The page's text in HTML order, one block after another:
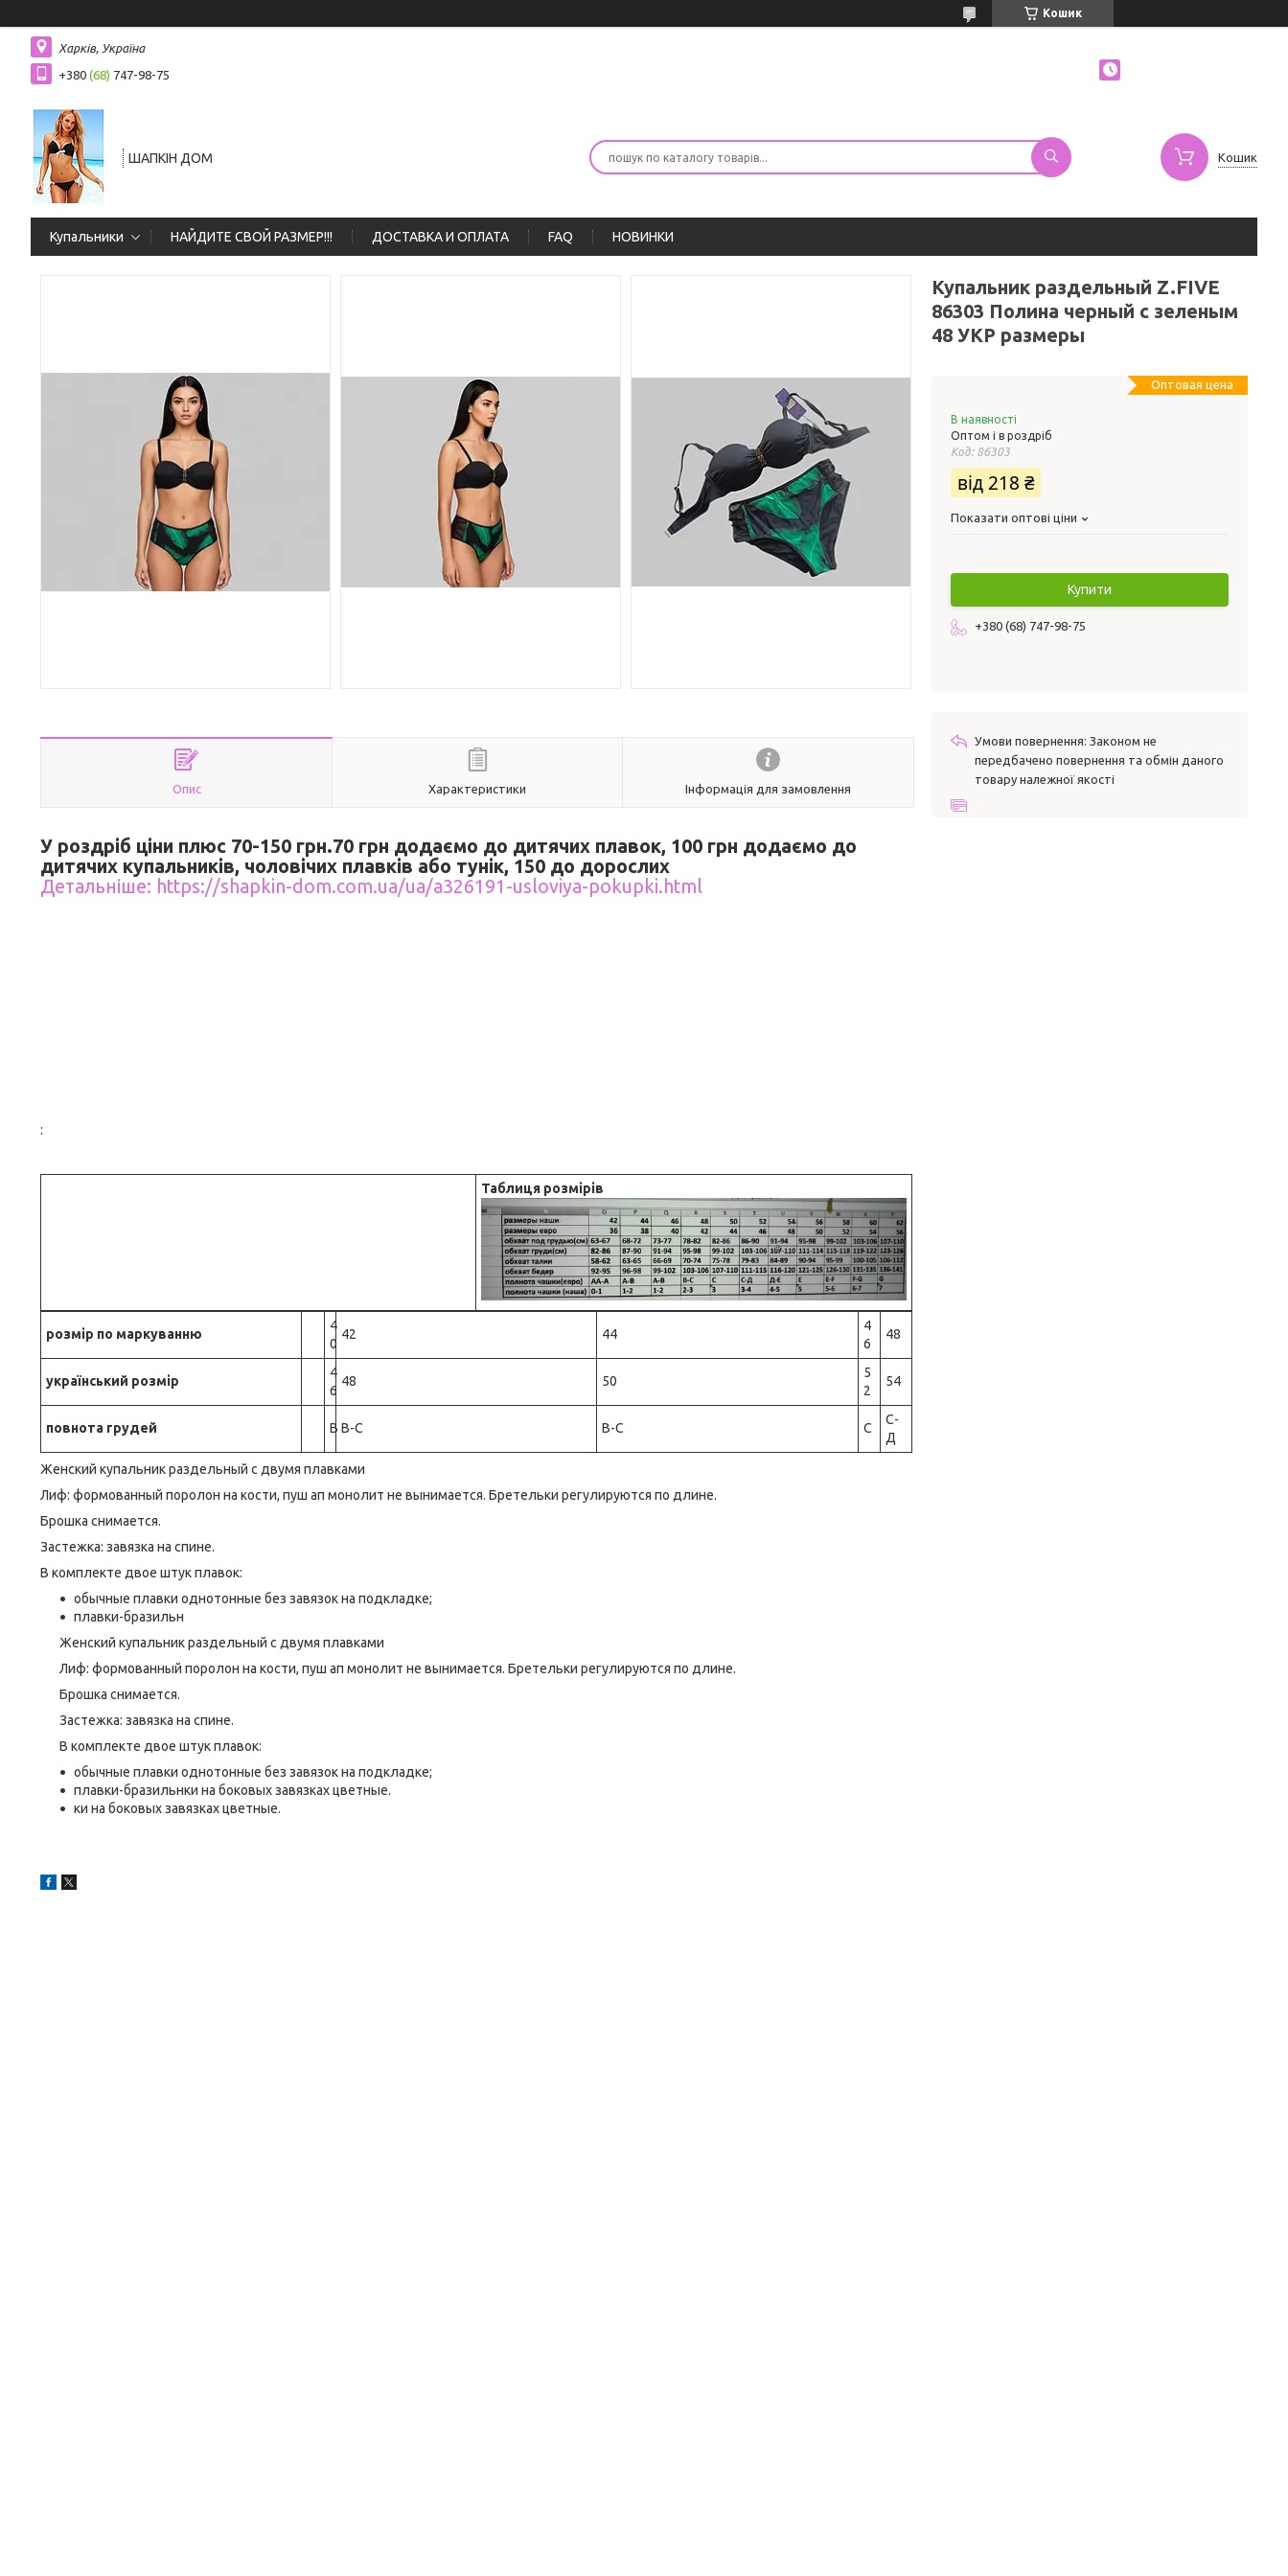
Кошик
Харків, Україна
+380 (68) 747-98-75
ШАПКIН ДОМ Кошик
Купальники НАЙДИТЕ СВОЙ РАЗМЕР!!! ДОСТАВКА И ОПЛАТА FAQ НОВИНКИ
Опис Характеристики Інформація для замовлення
У роздріб ціни плюс 70-150 грн.70 грн додаємо до дитячих плавок, 100 грн додаємо до
дитячих купальників, чоловічих плавків або тунік, 150 до дорослих
Детальніше: https://shapkin-dom.com.ua/ua/a326191-usloviya-pokupki.html
:
Таблиця розмірів
розмір по маркуванню
4
0
42 44
4
6
48
український розмір
4
6
48 50
5
2
54
повнота грудей B B-C B-C C
С-
Д
Женский купальник раздельный с двумя плавками
Лиф: формованный поролон на кости, пуш ап монолит не вынимается. Бретельки регулируются по длине.
Брошка снимается.
Застежка: завязка на спине.
В комплекте двое штук плавок:
обычные плавки однотонные без завязок на подкладке;
плавки-бразильн
Женский купальник раздельный с двумя плавками
Лиф: формованный поролон на кости, пуш ап монолит не вынимается. Бретельки регулируются по длине.
Брошка снимается.
Застежка: завязка на спине.
В комплекте двое штук плавок:
обычные плавки однотонные без завязок на подкладке;
плавки-бразильнки на боковых завязках цветные.
ки на боковых завязках цветные.
Купальник раздельный Z.FIVE
86303 Полина черный с зеленым
48 УКР размеры
Оптовая цена
В наявності
Оптом і в роздріб
Код: 86303
від218 ₴
Показати оптові ціни
Купити
+380 (68) 747-98-75
Законом не
передбачено повернення та обмін даного
товару належної якості